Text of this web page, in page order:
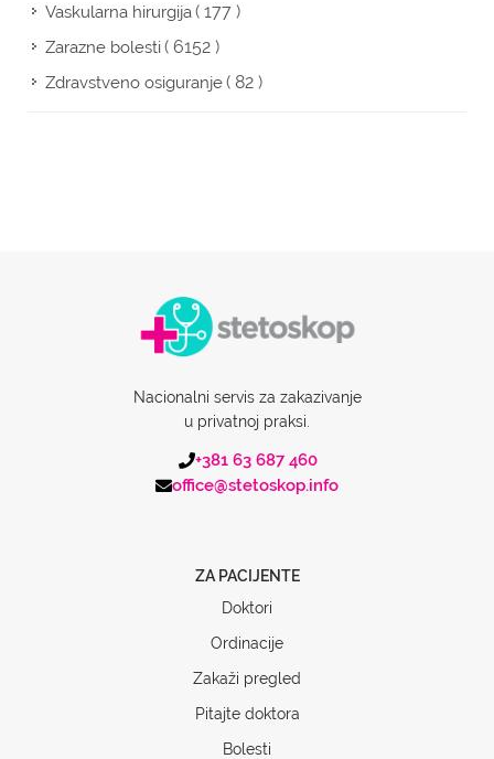
Vaskularna hirurgija( 177 )
Zarazne bolesti( 6152 )
Zdravstveno osiguranje( 82 )
Nacionalni servis za zakazivanje
u privatnoj praksi.
+381 63 687 460
office@stetoskop.info
ZA PACIJENTE
Doktori
Ordinacije
Zakaži pregled
Pitajte doktora
Bolesti